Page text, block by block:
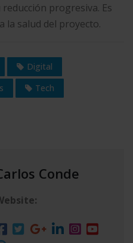
progresiva. Es
la salud del proyecto.
Digital
Tech
Conde